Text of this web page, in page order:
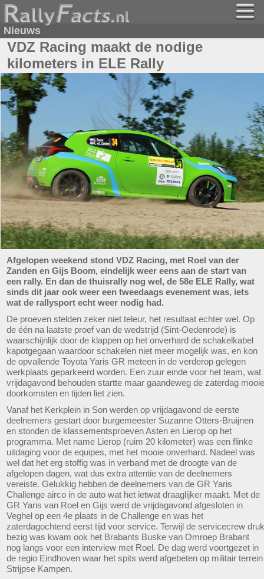
Nieuws
VDZ Racing maakt de nodige
kilometers in ELE Rally
Afgelopen weekend stond VDZ Racing, met Roel van der
Zanden en Gijs Boom, eindelijk weer eens aan de start van
een rally. En dan de thuisrally nog wel, de 58e ELE Rally, wat
sinds dit jaar ook weer een tweedaags evenement was, iets
wat de rallysport echt weer nodig had.
De proeven stelden zeker niet teleur, het resultaat echter wel. Op
de één na laatste proef van de wedstrijd (Sint-Oedenrode) is
waarschijnlijk door de klappen op het onverhard de schakelkabel
kapotgegaan waardoor schakelen niet meer mogelijk was, en kon
de opvallende Toyota Yaris GR meteen in de verderop gelegen
werkplaats geparkeerd worden. Een zuur einde voor het team, wat
vrijdagavond behouden startte maar gaandeweg de zaterdag mooie
doorkomsten en tijden liet zien.
Vanaf het Kerkplein in Son werden op vrijdagavond de eerste
deelnemers gestart door burgemeester Suzanne Otters-Bruijnen
en stonden de klassementsproeven Asten en Lierop op het
programma. Met name Lierop (ruim 20 kilometer) was een flinke
uitdaging voor de equipes, met het mooie onverhard. Nadeel was
wel dat het erg stoffig was in verband met de droogte van de
afgelopen dagen, wat dus extra attentie van de deelnemers
vereiste. Gelukkig hebben de deelnemers van de GR Yaris
Challenge airco in de auto wat het ietwat draaglijker maakt. Met de
GR Yaris van Roel en Gijs werd de vrijdagavond afgesloten in
Veghel op een 4e plaats in de Challenge en was het
zaterdagochtend eerst tijd voor service. Terwijl de servicecrew druk
bezig was kwam ook het Brabants Buske van Omroep Brabant
nog langs voor een interview met Roel. De dag werd voortgezet in
de regio Eindhoven waar het spits werd afgebeten op militair terrein
Strijpse Kampen.